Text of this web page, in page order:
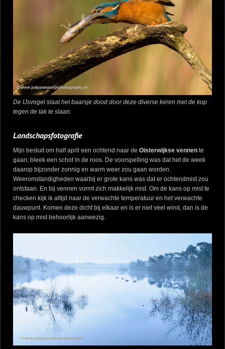
De IJsvogel slaat het baarsje dood door deze diverse keren met de kop
tegen de tak te slaan.
Landschapsfotografie
Mijn besluit om half april een ochtend naar de Oisterwijkse vennen te
gaan, bleek een schot in de roos. De voorspelling was dat het de week
daarop bijzonder zonnig en warm weer zou gaan worden.
Weeromstandigheden waarbij er grote kans was dat er ochtendmist zou
ontstaan. En bij vennen vormt zich makkelijk mist. Om de kans op mist te
checken kijk ik altijd naar de verwachte temperatuur en het verwachte
dauwpunt. Komen deze dicht bij elkaar en is er niet veel wind, dan is de
kans op mist behoorlijk aanwezig.